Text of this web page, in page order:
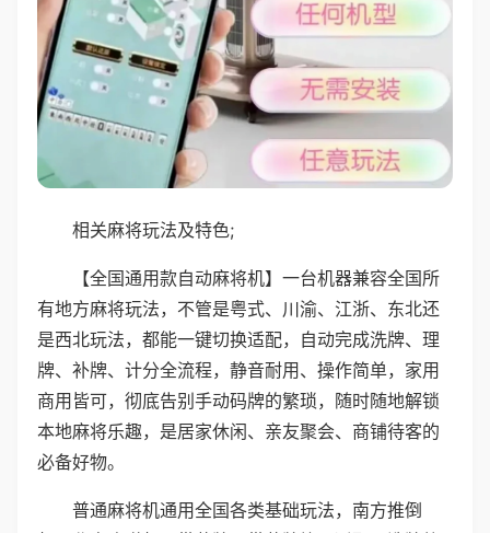
相关麻将玩法及特色;
【全国通用款自动麻将机】一台机器兼容全国所
有地方麻将玩法，不管是粤式、川渝、江浙、东北还
是西北玩法，都能一键切换适配，自动完成洗牌、理
牌、补牌、计分全流程，静音耐用、操作简单，家用
商用皆可，彻底告别手动码牌的繁琐，随时随地解锁
本地麻将乐趣，是居家休闲、亲友聚会、商铺待客的
必备好物。
普通麻将机通用全国各类基础玩法，南方推倒